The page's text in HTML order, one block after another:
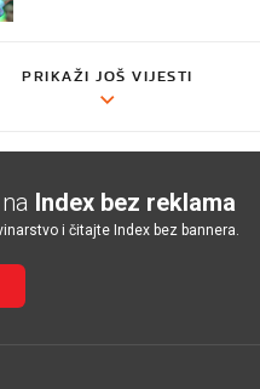
PRIKAŽI JOŠ VIJESTI
Index bez reklama
i čitajte Index bez bannera.